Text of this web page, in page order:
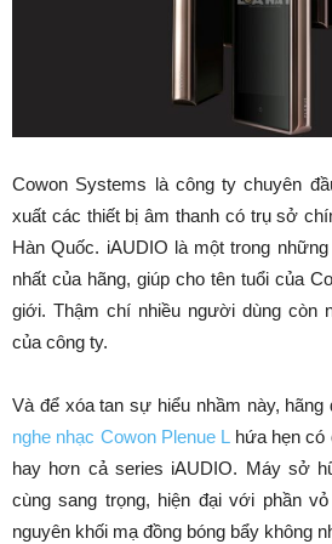
Cowon Systems là công ty chuyên
xuất các thiết bị âm thanh có trụ sở
Hàn Quốc. iAUDIO là một trong
nhất của hãng, giúp cho tên tuổi của
giới. Thậm chí nhiều người dùng còn
của công ty.
Và để xóa tan sự hiểu nhầm này, hãng
nghe nhạc Cowon Plenue L hứa hẹn có
hay hơn cả series iAUDIO. Máy sở
cùng sang trọng, hiện đại với phần
nguyên khối mạ đồng bóng bẩy không